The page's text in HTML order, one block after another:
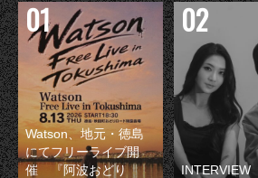
Watson、地元・徳島
にてフリーライブ開
催 『阿波おどり
INTERVIEW